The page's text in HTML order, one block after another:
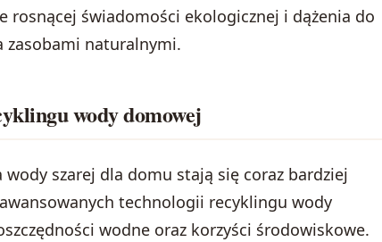
rosnącej świadomości ekologicznej i dążenia do
zasobami naturalnymi.
wody domowej
wody szarej dla domu stają się coraz bardziej
technologii recyklingu wody
wodne oraz korzyści środowiskowe.